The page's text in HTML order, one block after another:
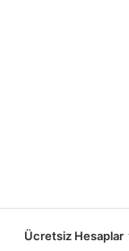
Ücretsiz Hesaplar